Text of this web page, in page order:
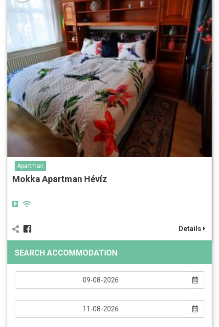
Apartman
Mokka Apartman Hévíz
Details
SEARCH ACCOMMODATION